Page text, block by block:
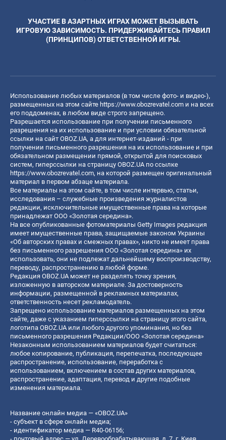
УЧАСТИЕ В АЗАРТНЫХ ИГРАХ МОЖЕТ ВЫЗЫВАТЬ
ИГРОВУЮ ЗАВИСИМОСТЬ. ПРИДЕРЖИВАЙТЕСЬ ПРАВИЛ
(ПРИНЦИПОВ) ОТВЕТСТВЕННОЙ ИГРЫ.
Использование любых материалов (в том числе фото- и видео-),
размещенных на этом сайте https://www.obozrevatel.com и на всех
его поддоменах, в любом виде строго запрещено.
Разрешается использование при получении письменного
разрешения на их использование и при условии обязательной
ссылки на сайт OBOZ.UA, а для интернет-изданий - при
получении письменного разрешения на их использование и при
обязательном размещении прямой, открытой для поисковых
систем, гиперссылки на страницу OBOZ.UA по ссылке
https://www.obozrevatel.com, на которой размещен оригинальный
материал в первом абзаце материала.
Все материалы на этом сайте, в том числе интервью, статьи,
исследования – служебные произведения журналистов
редакции, исключительные имущественные права на которые
принадлежат ООО «Золотая середина».
На все опубликованные фотоматериалы Getty Images редакция
имеет имущественные права, защищаемые законом Украины
«Об авторских правах и смежных правах», никто не имеет права
без письменного разрешения ООО «Золотая середина» их
использовать, они не подлежат дальнейшему воспроизводству,
переводу, распространению в любой форме.
Редакция OBOZ.UA может не разделять точку зрения,
изложенную в авторском материале. За достоверность
информации, размещенной в рекламных материалах,
ответственность несет рекламодатель.
Запрещено использование материалов размещенных на этом
сайте, даже с указанием гиперссылки на страницу этого сайта,
логотипа OBOZ.UA или любого другого упоминания, но без
письменного разрешения Редакции/ООО «Золотая середина»
Незаконным использованием материалов будет считаться:
любое копирование, публикация, перепечатка, последующее
распространение, использование, переработка с
использованием, включением в состав других материалов,
распространение, адаптация, перевод и другие подобные
изменения материала.
Название онлайн медиа — «OBOZ.UA»
- субъект в сфере онлайн медиа;
- идентификатор медиа — R40-06156;